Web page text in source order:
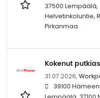
37500 Lempäälä,
Helvetinkoluntie,
Pirkanmaa
Kokenut
31.07.2026,
39100